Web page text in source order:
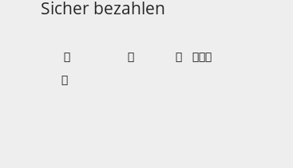
Sicher bezahlen